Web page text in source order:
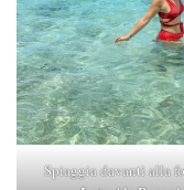
Spiaggia davanti alla